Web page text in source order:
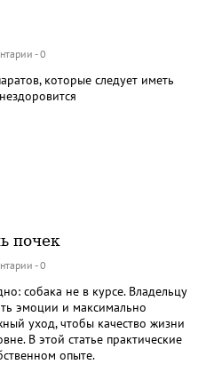
- 0
которые следует иметь
почек
- 0
собака не в курсе. Владельцу
эмоции и максимально
уход, чтобы качество жизни
В этой статье практические
опыте.